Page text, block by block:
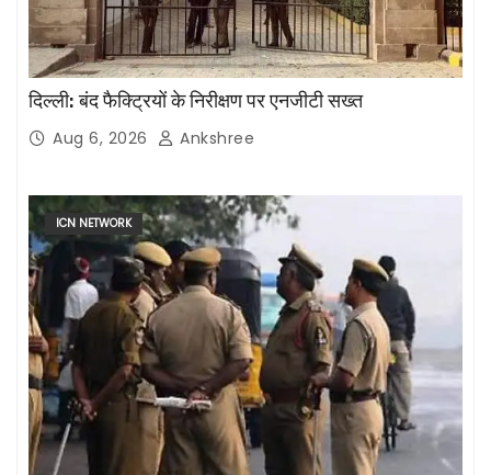
दिल्ली: बंद फैक्ट्रियों के निरीक्षण पर एनजीटी सख्त
Aug 6, 2026 Ankshree
ICN NETWORK